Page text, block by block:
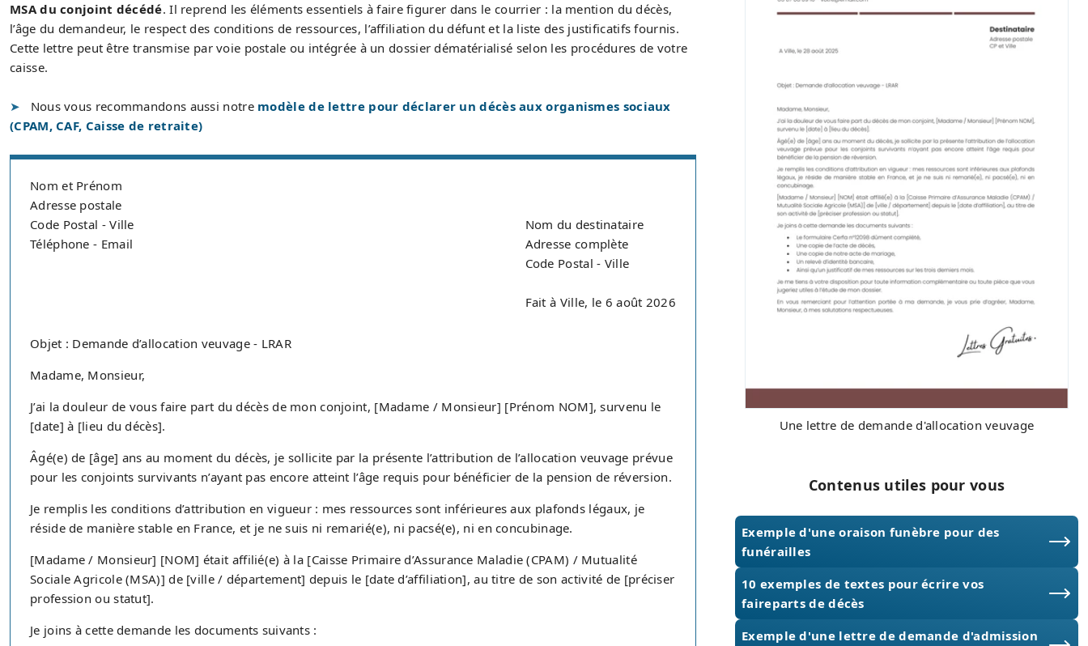
MSA du conjoint décédé. Il reprend les éléments essentiels à faire figurer dans le courrier : la mention du décès,
l’âge du demandeur, le respect des conditions de ressources, l’affiliation du défunt et la liste des justificatifs fournis.
Cette lettre peut être transmise par voie postale ou intégrée à un dossier dématérialisé selon les procédures de votre
caisse.
Nous vous recommandons aussi notre modèle de lettre pour déclarer un décès aux organismes sociaux
(CPAM, CAF, Caisse de retraite)
Nom et Prénom
Adresse postale
Code Postal - Ville
Téléphone - Email
Nom du destinataire
Adresse complète
Code Postal - Ville
Fait à Ville, le 6 août 2026
Objet : Demande d’allocation veuvage - LRAR
Madame, Monsieur,
J’ai la douleur de vous faire part du décès de mon conjoint, [Madame / Monsieur] [Prénom NOM], survenu le
[date] à [lieu du décès].
Âgé(e) de [âge] ans au moment du décès, je sollicite par la présente l’attribution de l’allocation veuvage prévue
pour les conjoints survivants n’ayant pas encore atteint l’âge requis pour bénéficier de la pension de réversion.
Je remplis les conditions d’attribution en vigueur : mes ressources sont inférieures aux plafonds légaux, je
réside de manière stable en France, et je ne suis ni remarié(e), ni pacsé(e), ni en concubinage.
[Madame / Monsieur] [NOM] était affilié(e) à la [Caisse Primaire d’Assurance Maladie (CPAM) / Mutualité
Sociale Agricole (MSA)] de [ville / département] depuis le [date d’affiliation], au titre de son activité de [préciser
profession ou statut].
Je joins à cette demande les documents suivants :
Une lettre de demande d'allocation veuvage
Contenus utiles pour vous
Exemple d'une oraison funèbre pour des
funérailles
10 exemples de textes pour écrire vos
faireparts de décès
Exemple d'une lettre de demande d'admission